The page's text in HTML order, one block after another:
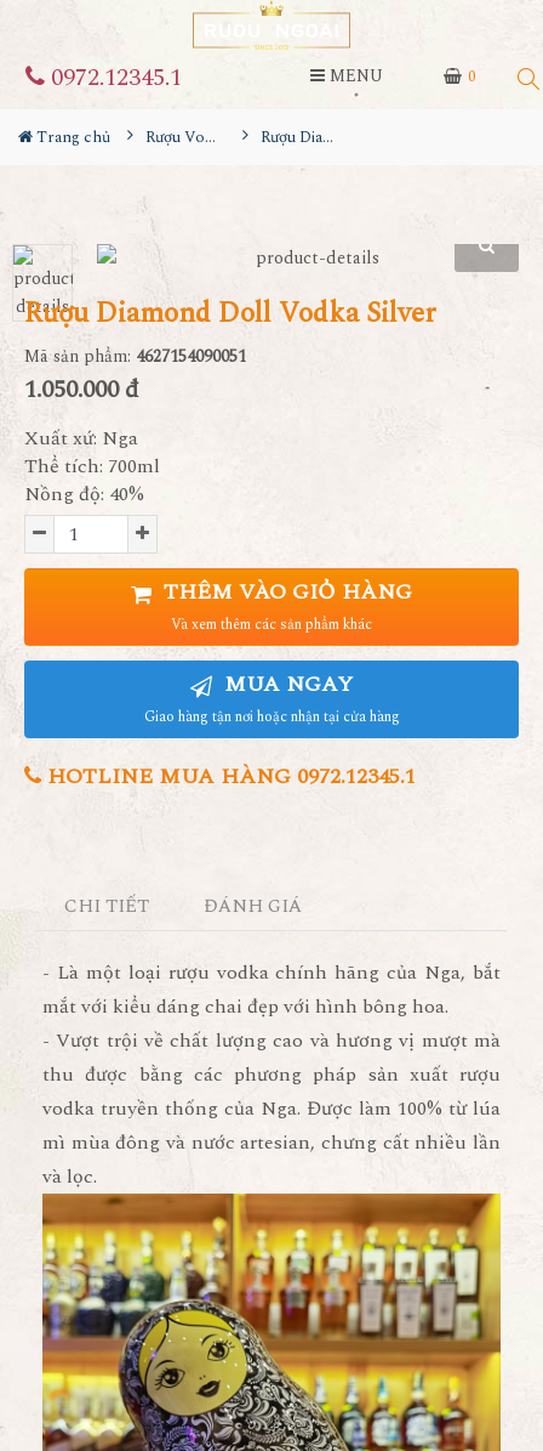
0
0972.12345.1 MENU
Trang chủ Rượu Vodka Rượu Diamond Doll Vodka Silver
Rượu Diamond Doll Vodka Silver
Mã sản phẩm: 4627154090051
1.050.000 đ
Xuất xứ: Nga
Thể tích: 700ml
Nồng độ: 40%
THÊM VÀO GIỎ HÀNG
Và xem thêm các sản phẩm khác
MUA NGAY
Giao hàng tận nơi hoặc nhận tại cửa hàng
HOTLINE MUA HÀNG 0972.12345.1
CHI TIẾT ĐÁNH GIÁ
- Là một loại rượu vodka chính hãng của Nga, bắt
mắt với kiểu dáng chai đẹp với hình bông hoa.
- Vượt trội về chất lượng cao và hương vị mượt mà
thu được bằng các phương pháp sản xuất rượu
vodka truyền thống của Nga. Được làm 100% từ lúa
mì mùa đông và nước artesian, chưng cất nhiều lần
và lọc.